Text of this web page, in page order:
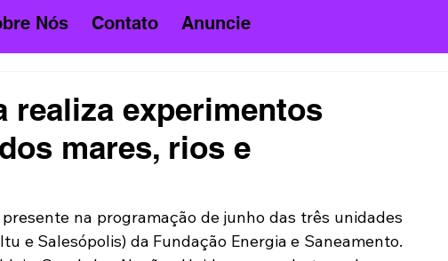
Nós Contato Anuncie
realiza experimentos
mares, rios e
na programação de junho das três unidades
e Salesópolis) da Fundação Energia e Saneamento.